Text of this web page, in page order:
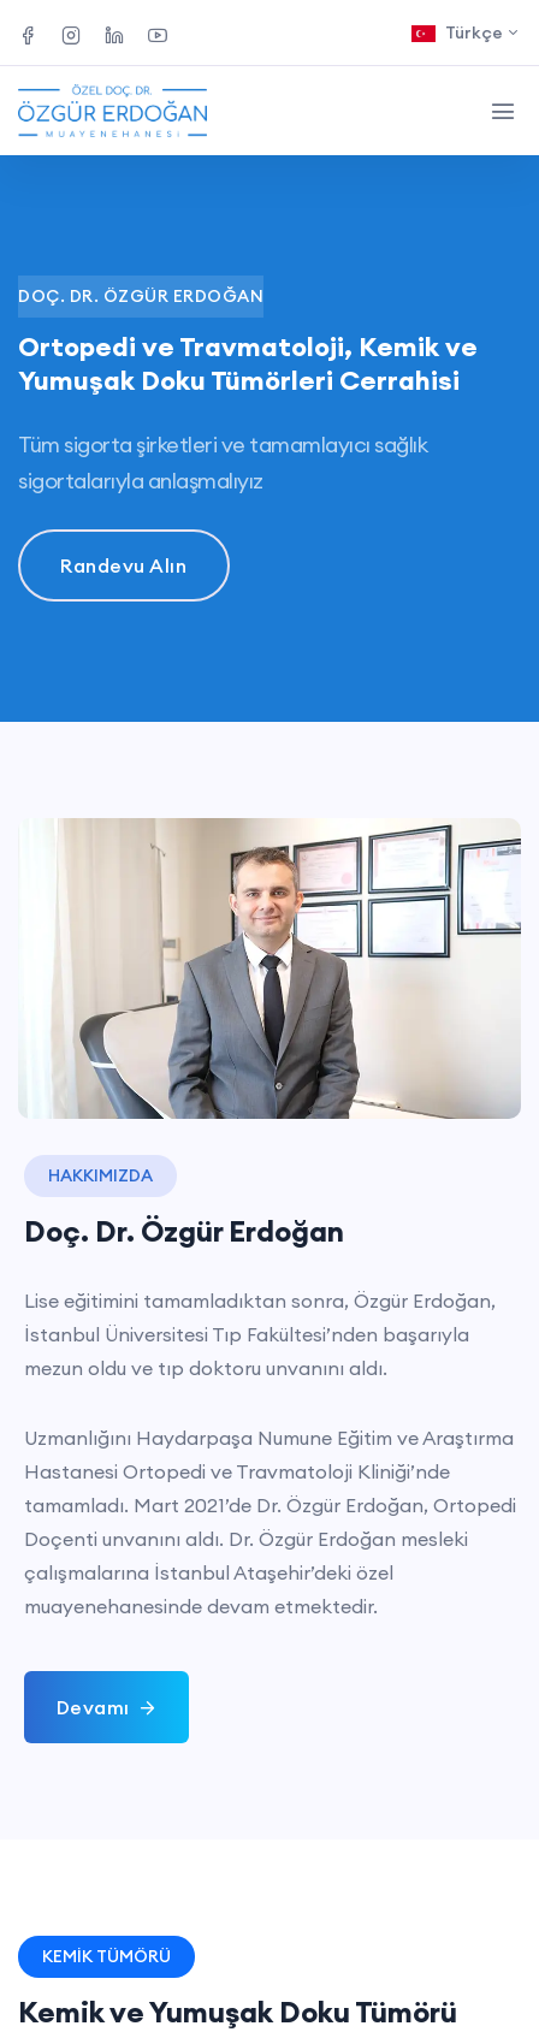
Türkçe
DOÇ. DR. ÖZGÜR ERDOĞAN
Ortopedi ve Travmatoloji, Kemik ve
Yumuşak Doku Tümörleri Cerrahisi
Tüm sigorta şirketleri ve tamamlayıcı sağlık
sigortalarıyla anlaşmalıyız
Randevu Alın
HAKKIMIZDA
Doç. Dr. Özgür Erdoğan
Lise eğitimini tamamladıktan sonra, Özgür Erdoğan,
İstanbul Üniversitesi Tıp Fakültesi’nden başarıyla
mezun oldu ve tıp doktoru unvanını aldı.
Uzmanlığını Haydarpaşa Numune Eğitim ve Araştırma
Hastanesi Ortopedi ve Travmatoloji Kliniği’nde
tamamladı. Mart 2021’de Dr. Özgür Erdoğan, Ortopedi
Doçenti unvanını aldı. Dr. Özgür Erdoğan mesleki
çalışmalarına İstanbul Ataşehir’deki özel
muayenehanesinde devam etmektedir.
Devamı
KEMİK TÜMÖRÜ
Kemik ve Yumuşak Doku Tümörü